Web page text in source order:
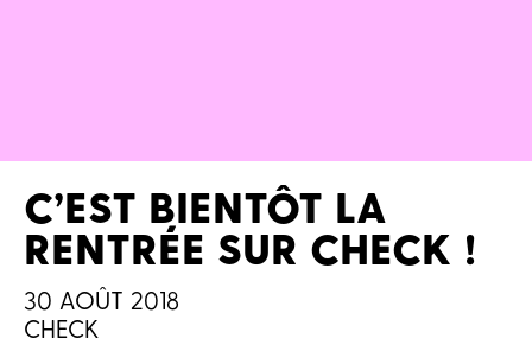
C’EST BIENTÔT LA
RENTRÉE SUR CHECK !
30 AOÛT 2018
CHECK